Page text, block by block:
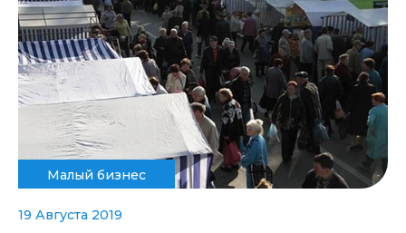
Малый бизнес
19 Августа 2019